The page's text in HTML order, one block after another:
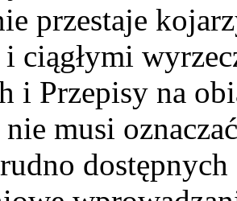
przestaje
i ciągłymi
i Przepisy na
musi